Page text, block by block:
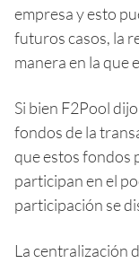
empresa y esto
futuros casos, la
manera en la que
Si bien F2Pool
fondos de la
que estos fondos
participan en el
participación se
La centralización